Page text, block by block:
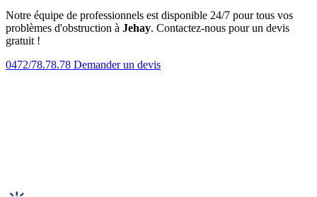
Notre équipe de professionnels est disponible 24/7 pour tous vos
problèmes d'obstruction à Jehay. Contactez-nous pour un devis
gratuit !
0472/78.78.78 Demander un devis